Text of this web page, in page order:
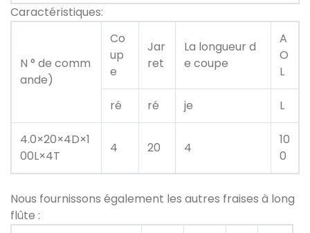
Caractéristiques:
N ° de comm
ande)
Co
up
e
Jar
ret
La longueur d
e coupe
A
O
L
ré ré je L
4.0×20×4D×1
00L×4T
4 20 4
10
0
Nous fournissons également les autres fraises à long
flûte :